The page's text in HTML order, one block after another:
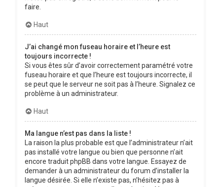
faire.
Haut
J’ai changé mon fuseau horaire et l’heure est
toujours incorrecte !
Si vous êtes sûr d’avoir correctement paramétré votre
fuseau horaire et que l’heure est toujours incorrecte, il
se peut que le serveur ne soit pas à l’heure. Signalez ce
problème à un administrateur.
Haut
Ma langue n’est pas dans la liste !
La raison la plus probable est que l’administrateur n’ait
pas installé votre langue ou bien que personne n’ait
encore traduit phpBB dans votre langue. Essayez de
demander à un administrateur du forum d’installer la
langue désirée. Si elle n’existe pas, n’hésitez pas à